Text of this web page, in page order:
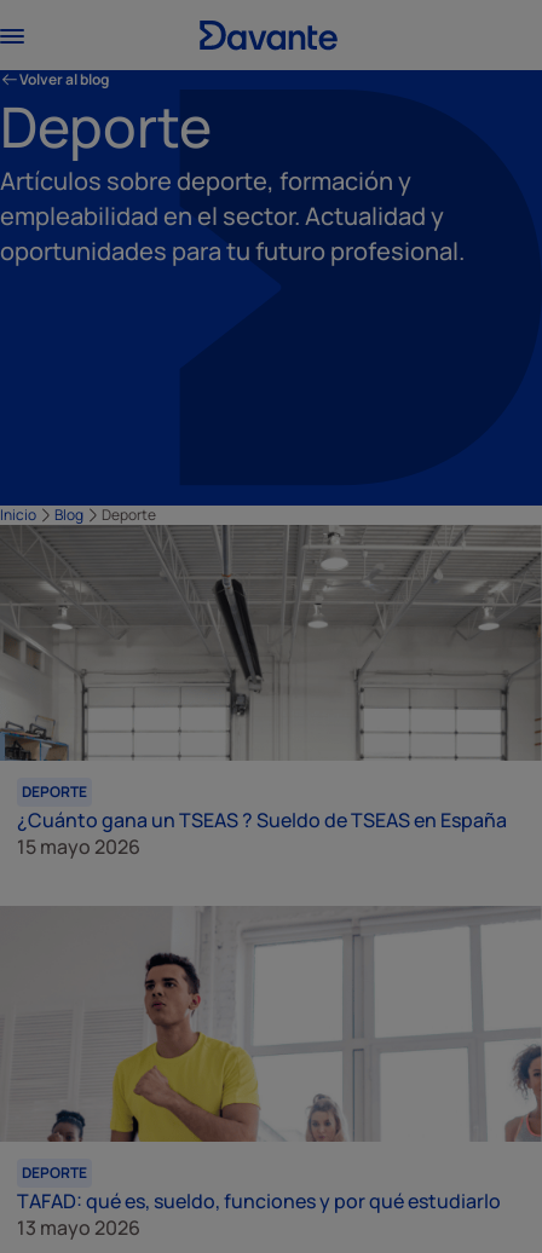
Volver al blog
Deporte
Artículos sobre deporte, formación y
empleabilidad en el sector. Actualidad y
oportunidades para tu futuro profesional.
Inicio Blog Deporte
DEPORTE
¿Cuánto gana un TSEAS ? Sueldo de TSEAS en España
15 mayo 2026
DEPORTE
TAFAD: qué es, sueldo, funciones y por qué estudiarlo
13 mayo 2026